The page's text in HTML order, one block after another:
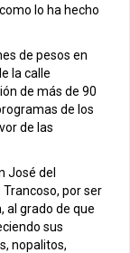
lo ha hecho
de pesos en
la calle
de más de 90
de los
de las
José del
por ser
al grado de que
sus
nopalitos,